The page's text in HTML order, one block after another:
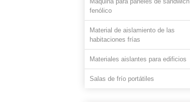
fenólico
Material de aislamiento de las
habitaciones frías
Materiales aislantes para edificios
Salas de frío portátiles